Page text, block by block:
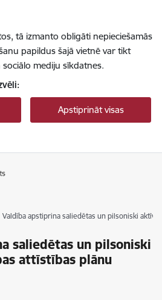
tā izmanto obligāti nepieciešamās
papildus šajā vietnē var tikt
mediju sīkdatnes.
Apstiprināt visas
Valdība apstiprina saliedētas un pilsoniski
saliedētas un pilsoniski
attīstības plānu